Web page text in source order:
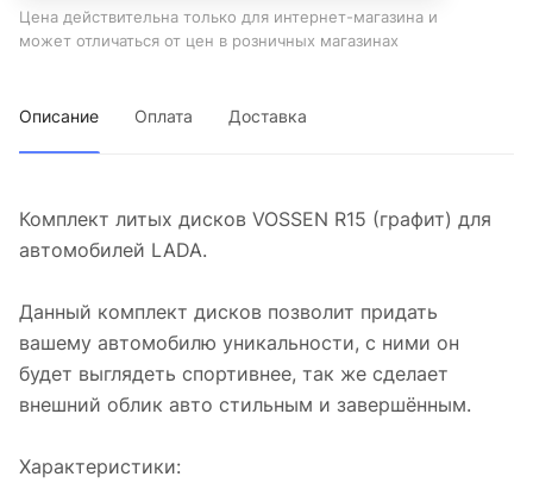
Цена действительна только для интернет-магазина и
может отличаться от цен в розничных магазинах
Описание Оплата Доставка
Комплект литых дисков VOSSEN R15 (графит) для
автомобилей LADA.
Данный комплект дисков позволит придать
вашему автомобилю уникальности, с ними он
будет выглядеть спортивнее, так же сделает
внешний облик авто стильным и завершённым.
Характеристики: